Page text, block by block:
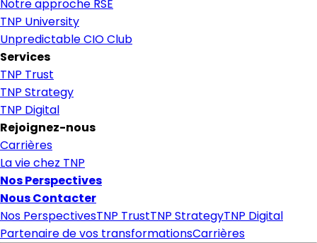
Notre approche RSE
TNP University
Unpredictable CIO Club
Services
TNP Trust
TNP Strategy
TNP Digital
Rejoignez-nous
Carrières
La vie chez TNP
Nos Perspectives
Nous Contacter
Nos PerspectivesTNP TrustTNP StrategyTNP Digital
Partenaire de vos transformationsCarrières